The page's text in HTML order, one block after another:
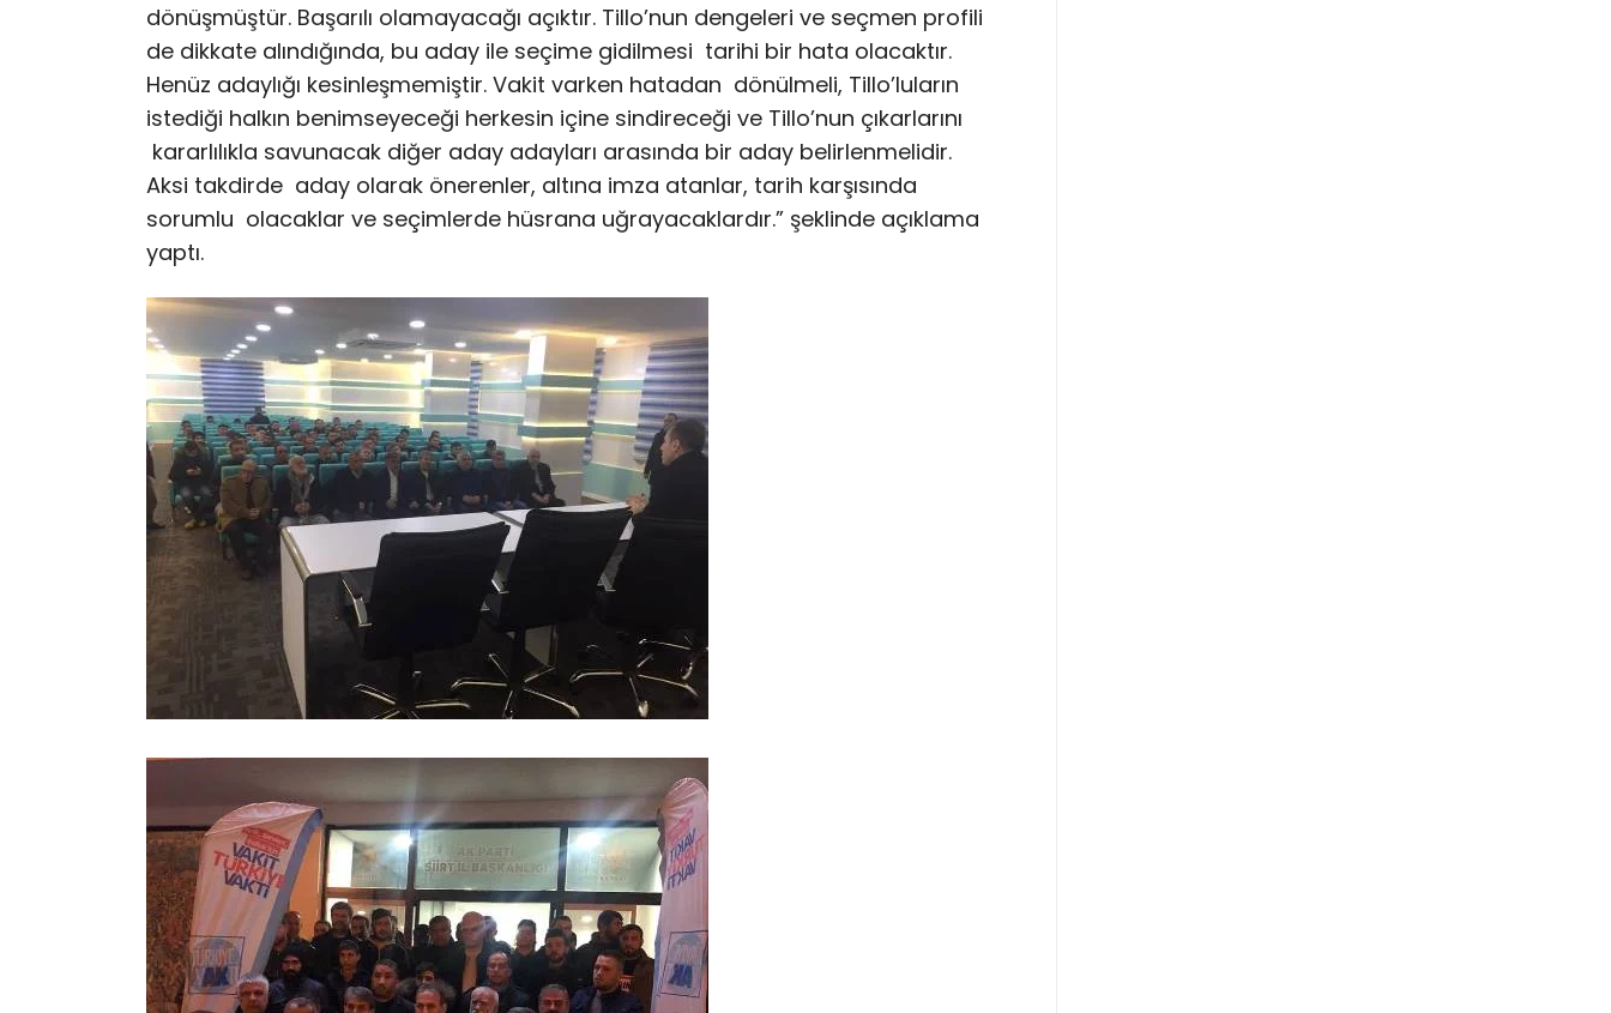
dönüşmüştür. Başarılı olamayacağı açıktır. Tillo’nun dengeleri ve seçmen profili
de dikkate alındığında, bu aday ile seçime gidilmesi tarihi bir hata olacaktır.
Henüz adaylığı kesinleşmemiştir. Vakit varken hatadan dönülmeli, Tillo’luların
istediği halkın benimseyeceği herkesin içine sindireceği ve Tillo’nun çıkarlarını
kararlılıkla savunacak diğer aday adayları arasında bir aday belirlenmelidir.
Aksi takdirde aday olarak önerenler, altına imza atanlar, tarih karşısında
sorumlu olacaklar ve seçimlerde hüsrana uğrayacaklardır.” şeklinde açıklama
yaptı.